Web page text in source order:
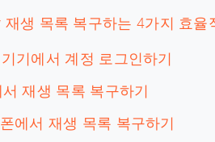
재생 목록 복구하는 4가지 효율
기기에서 계정 로그인하기
서 재생 목록 복구하기
에서 재생 목록 복구하기